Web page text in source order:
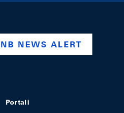
company/swiss-
www.youtube.com/
NEWS ALERT
Portali